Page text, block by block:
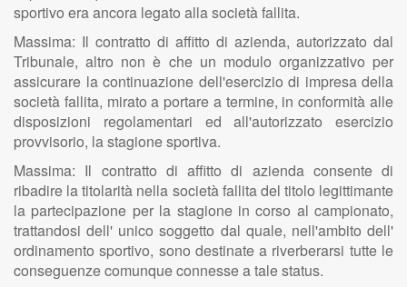
sportivo era ancora legato alla società fallita.
Massima: Il contratto di affitto di azienda, autorizzato dal
Tribunale, altro non è che un modulo organizzativo per
assicurare la continuazione dell'esercizio di impresa della
società fallita, mirato a portare a termine, in conformità alle
disposizioni regolamentari ed all'autorizzato esercizio
provvisorio, la stagione sportiva.
Massima: Il contratto di affitto di azienda consente di
ribadire la titolarità nella società fallita del titolo legittimante
la partecipazione per la stagione in corso al campionato,
trattandosi dell' unico soggetto dal quale, nell'ambito dell'
ordinamento sportivo, sono destinate a riverberarsi tutte le
conseguenze comunque connesse a tale status.